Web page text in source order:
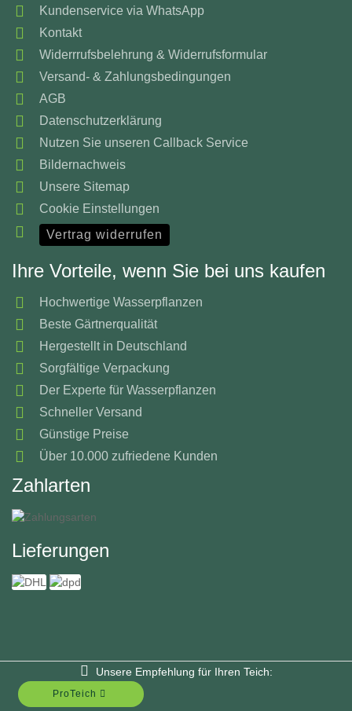
Kundenservice via WhatsApp
Kontakt
Widerrrufsbelehrung & Widerrufsformular
Versand- & Zahlungsbedingungen
AGB
Datenschutzerklärung
Nutzen Sie unseren Callback Service
Bildernachweis
Unsere Sitemap
Cookie Einstellungen
Vertrag widerrufen
Ihre Vorteile, wenn Sie bei uns kaufen
Hochwertige Wasserpflanzen
Beste Gärtnerqualität
Hergestellt in Deutschland
Sorgfältige Verpackung
Der Experte für Wasserpflanzen
Schneller Versand
Günstige Preise
Über 10.000 zufriedene Kunden
Zahlarten
Lieferungen
Unsere Empfehlung für Ihren Teich:
ProTeich